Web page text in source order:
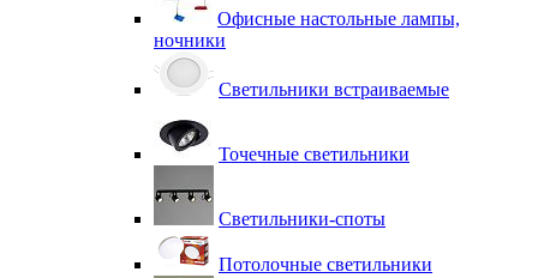
Офисные настольные лампы,
ночники
Светильники встраиваемые
Точечные светильники
Светильники-споты
Потолочные светильники